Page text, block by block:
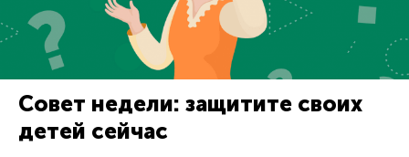
Совет недели: защитите своих
детей сейчас